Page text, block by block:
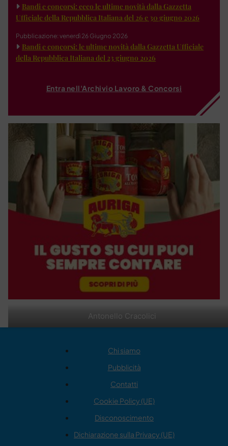
Antonello Cracolici
Bandi e concorsi: ecco le ultime novità dalla Gazzetta
Ufficiale della Repubblica Italiana del 26 e 30 giugno 2026
Pubblicazione: venerdì 26 Giugno 2026
Bandi e concorsi: le ultime novità dalla Gazzetta Ufficiale
della Repubblica Italiana del 23 giugno 2026
Entra nell'Archivio Lavoro & Concorsi
Chi siamo
Pubblicità
Contatti
Cookie Policy (UE)
Disconoscimento
Dichiarazione sulla Privacy (UE)